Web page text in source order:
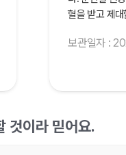
혈을 받고 제
보관일자 :
것이라 믿어요.